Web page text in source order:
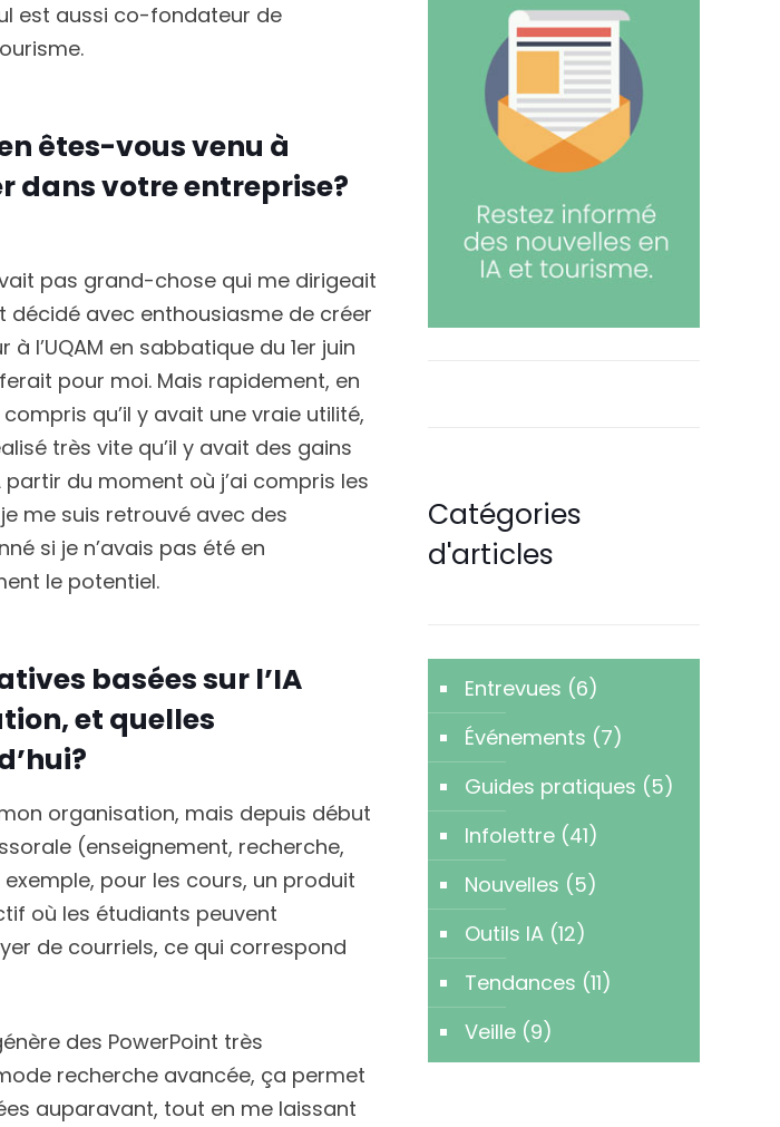
est aussi co-fondateur de
êtes-vous venu à
dans votre entreprise?
pas grand-chose qui me dirigeait
décidé avec enthousiasme de créer
l’UQAM en sabbatique du 1er juin
pour moi. Mais rapidement, en
qu’il y avait une vraie utilité,
très vite qu’il y avait des gains
du moment où j’ai compris les
me suis retrouvé avec des
si je n’avais pas été en
le potentiel.
basées sur l’IA
et quelles
organisation, mais depuis début
(enseignement, recherche,
pour les cours, un produit
où les étudiants peuvent
de courriels, ce qui correspond
des PowerPoint très
recherche avancée, ça permet
auparavant, tout en me laissant
Catégories
d'articles
Entrevues (6)
Événements (7)
Guides pratiques (5)
Infolettre(41)
Nouvelles (5)
Outils IA(12)
Tendances (11)
Veille(9)